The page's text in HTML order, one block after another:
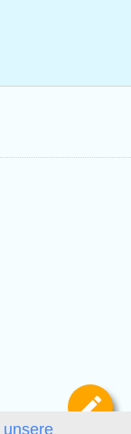
unsere